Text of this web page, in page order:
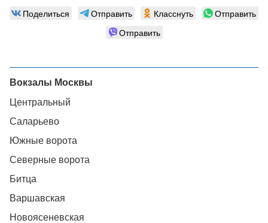
Поделиться Отправить Класснуть
Отправить
Отправить
Вокзалы Москвы
Центральный
Саларьево
Южные ворота
Северные ворота
Битца
Варшавская
Новоясеневская